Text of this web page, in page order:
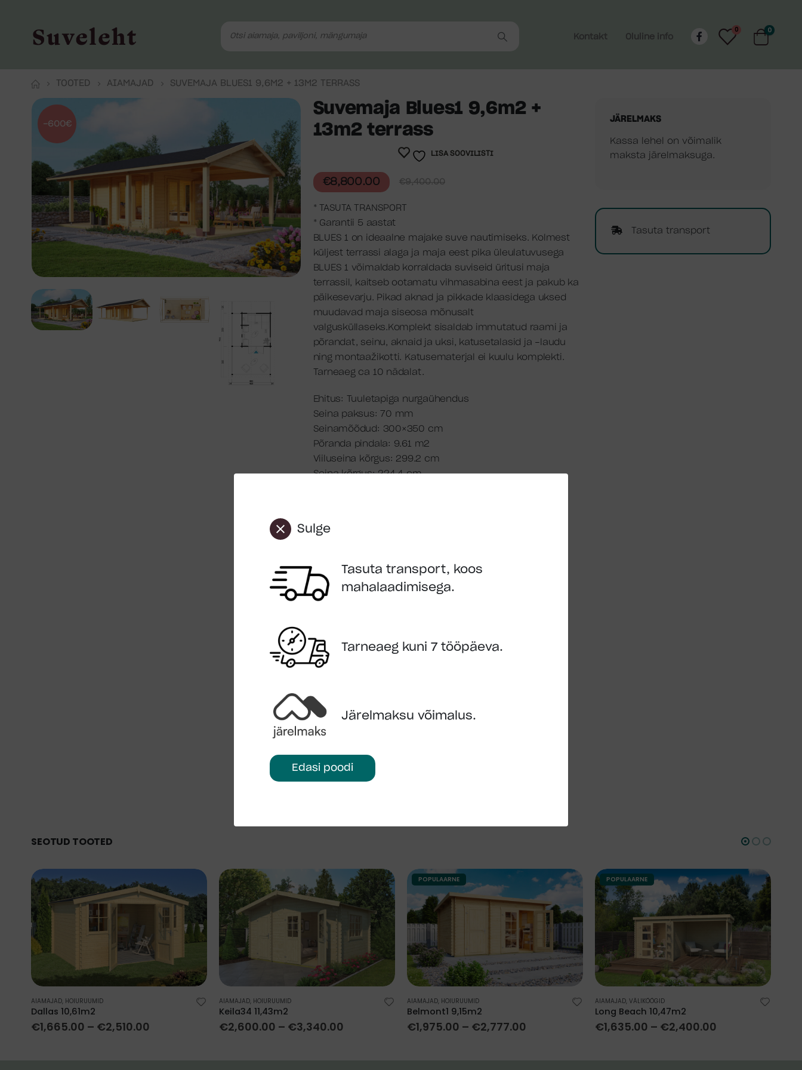
Sulge
Tasuta transport, koos
mahalaadimisega.
Tarneaeg kuni 7 tööpäeva.
Järelmaksu võimalus.
Edasi poodi
Kontakt Oluline info
0 0
TOOTED AIAMAJAD SUVEMAJA BLUES1 9,6M2 + 13M2 TERRASS
-600€
Suvemaja Blues1 9,6m2 +
13m2 terrass
€9,400.00
€8,800.00
* TASUTA TRANSPORT
* Garantii 5 aastat
BLUES 1 on ideaalne majake suve nautimiseks. Kolmest
küljest terrassi alaga ja maja eest pika üleulatuvusega
BLUES 1 võimaldab korraldada suviseid üritusi maja
terrassil, kaitseb ootamatu vihmasabina eest ja pakub ka
päikesevarju. Pikad aknad ja pikkade klaasidega uksed
muudavad maja siseosa mõnusalt
valgusküllaseks.Komplekt sisaldab immutatud raami ja
põrandat, seinu, aknaid ja uksi, katusetalasid ja -laudu
ning montaažikotti. Katusematerjal ei kuulu komplekti.
Tarneaeg ca 10 nädalat.
Ehitus: Tuuletapiga nurgaühendus
Seina paksus: 70 mm
Seinamõõdud: 300×350 cm
Põranda pindala: 9.61 m2
Viiluseina kõrgus: 299.2 cm
Seina kõrgus: 224.4 cm
Uks: 1 x 1540 x 1913 mm
2 x 552 x 1729 mm
1 x 552 x 1729 mm
Pakend:
200x114x40 cm 200 kg
Kategooria:
LISA OSTUKORVI
LISA SOOVILISTI
JÄRELMAKS
Kassa lehel on võimalik
maksta järelmaksuga.
Tasuta transport
SEOTUD TOOTED
AIAMAJAD, HOIURUUMID
Dallas 10,61m2
€1,665.00 – €2,510.00
AIAMAJAD, HOIURUUMID
Keila34 11,43m2
€2,600.00 – €3,340.00
POPULAARNE
AIAMAJAD, HOIURUUMID
Belmont1 9,15m2
€1,975.00 – €2,777.00
POPULAARNE
AIAMAJAD, VÄLIKÖÖGID
Long Beach 10,47m2
€1,635.00 – €2,400.00